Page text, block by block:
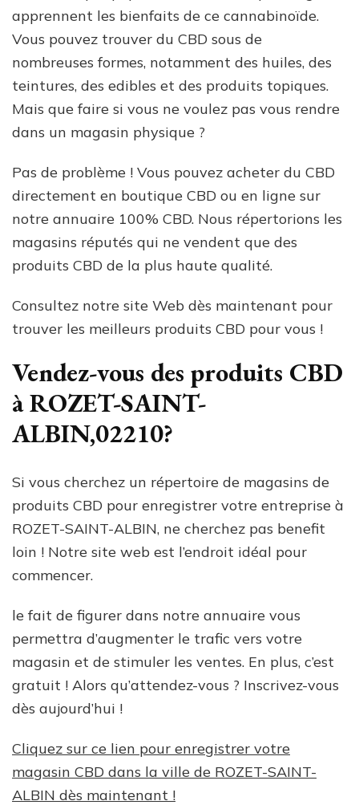
apprennent les bienfaits de ce cannabinoïde.
Vous pouvez trouver du CBD sous de
nombreuses formes, notamment des huiles, des
teintures, des edibles et des produits topiques.
Mais que faire si vous ne voulez pas vous rendre
dans un magasin physique ?
Pas de problème ! Vous pouvez acheter du CBD
directement en boutique CBD ou en ligne sur
notre annuaire 100% CBD. Nous répertorions les
magasins réputés qui ne vendent que des
produits CBD de la plus haute qualité.
Consultez notre site Web dès maintenant pour
trouver les meilleurs produits CBD pour vous !
Vendez-vous des produits CBD
à ROZET-SAINT-
ALBIN,02210?
Si vous cherchez un répertoire de magasins de
produits CBD pour enregistrer votre entreprise à
ROZET-SAINT-ALBIN, ne cherchez pas benefit
loin ! Notre site web est l’endroit idéal pour
commencer.
le fait de figurer dans notre annuaire vous
permettra d’augmenter le trafic vers votre
magasin et de stimuler les ventes. En plus, c’est
gratuit ! Alors qu’attendez-vous ? Inscrivez-vous
dès aujourd’hui !
Cliquez sur ce lien pour enregistrer votre
magasin CBD dans la ville de ROZET-SAINT-
ALBIN dès maintenant !